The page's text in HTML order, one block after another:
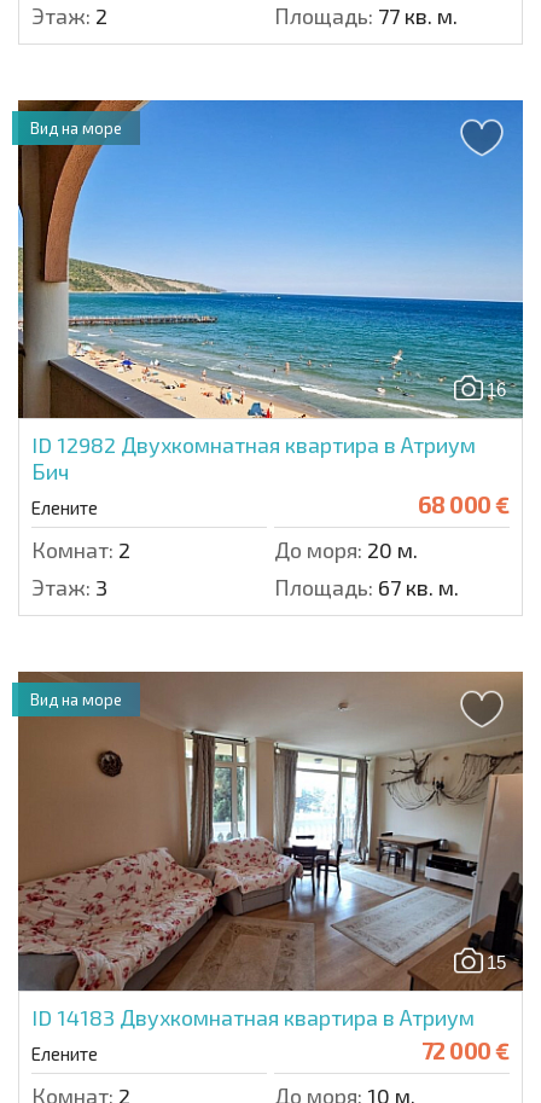
Этаж: 2 Площадь: 77 кв. м.
16
ID 12982 Двухкомнатная квартира в Атриум
Бич
Елените 68 000 €
Комнат: 2 До моря: 20 м.
Этаж: 3 Площадь: 67 кв. м.
Вид на море
15
ID 14183 Двухкомнатная квартира в Атриум
Елените 72 000 €
Комнат: 2 До моря: 10 м.
Вид на море